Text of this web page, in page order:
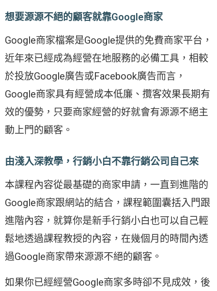
想要源源不絕的顧客就靠Google商家
Google商家檔案是Google提供的免費商家平台，
近年來已經成為經營在地服務的必備工具，相較
於投放Google廣告或Facebook廣告而言，
Google商家具有經營成本低廉、攬客效果長期有
效的優勢，只要商家經營的好就會有源源不絕主
動上門的顧客。
由淺入深教學，行銷小白不靠行銷公司自己來
本課程內容從最基礎的商家申請，一直到進階的
Google商家跟網站的結合，課程範圍囊括入門跟
進階內容，就算你是新手行銷小白也可以自己輕
鬆地透過課程教授的內容，在幾個月的時間內透
過Google商家帶來源源不絕的顧客。
如果你已經經營Google商家多時卻不見成效，後